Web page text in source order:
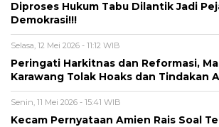
Diproses Hukum Tabu Dilantik Jadi
Demokrasi!!!
Selasa, 12 Mei 2026 - 11:12 WIB
Peringati Harkitnas dan Reformasi,
Karawang Tolak Hoaks dan Tindakan
Senin, 11 Mei 2026 - 15:41 WIB
Kecam Pernyataan Amien Rais Soal